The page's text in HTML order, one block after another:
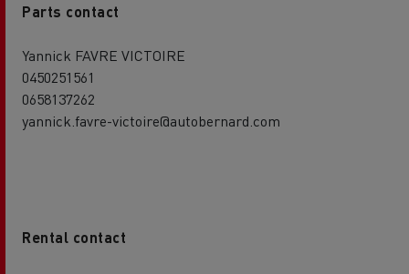
Parts contact
Yannick FAVRE VICTOIRE
0450251561
0658137262
yannick.favre-victoire@autobernard.com
Rental contact